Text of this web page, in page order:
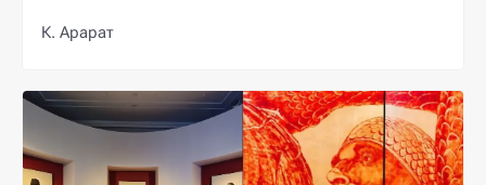
К. Арарат